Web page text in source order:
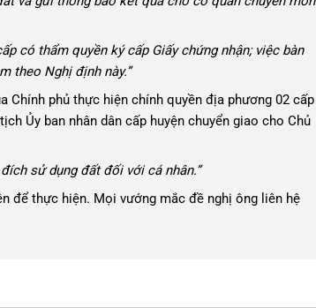
có thẩm quyền ký cấp Giấy chứng nhận; việc bàn
theo Nghị định này.”
Chính phủ thực hiện chính quyền địa phương 02 cấp
Ủy ban nhân dân cấp huyện chuyển giao cho Chủ
sử dụng đất đối với cá nhân.”
để thực hiện. Mọi vướng mắc đề nghị ông liên hệ